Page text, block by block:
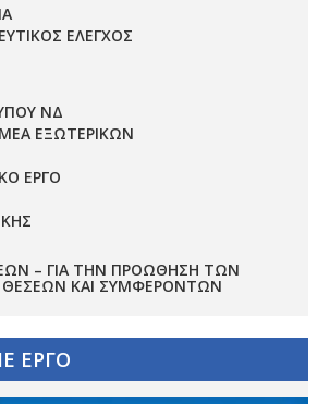
ΕΛΕΓΧΟΣ
ΝΔ
ΕΞΩΤΕΡΙΚΩΝ
ΕΡΓΟ
– ΓΙΑ ΤΗΝ ΠΡΟΏΘΗΣΗ ΤΩΝ
ΘΈΣΕΩΝ ΚΑΙ ΣΥΜΦΕΡΌΝΤΩΝ
ΕΡΓΟ